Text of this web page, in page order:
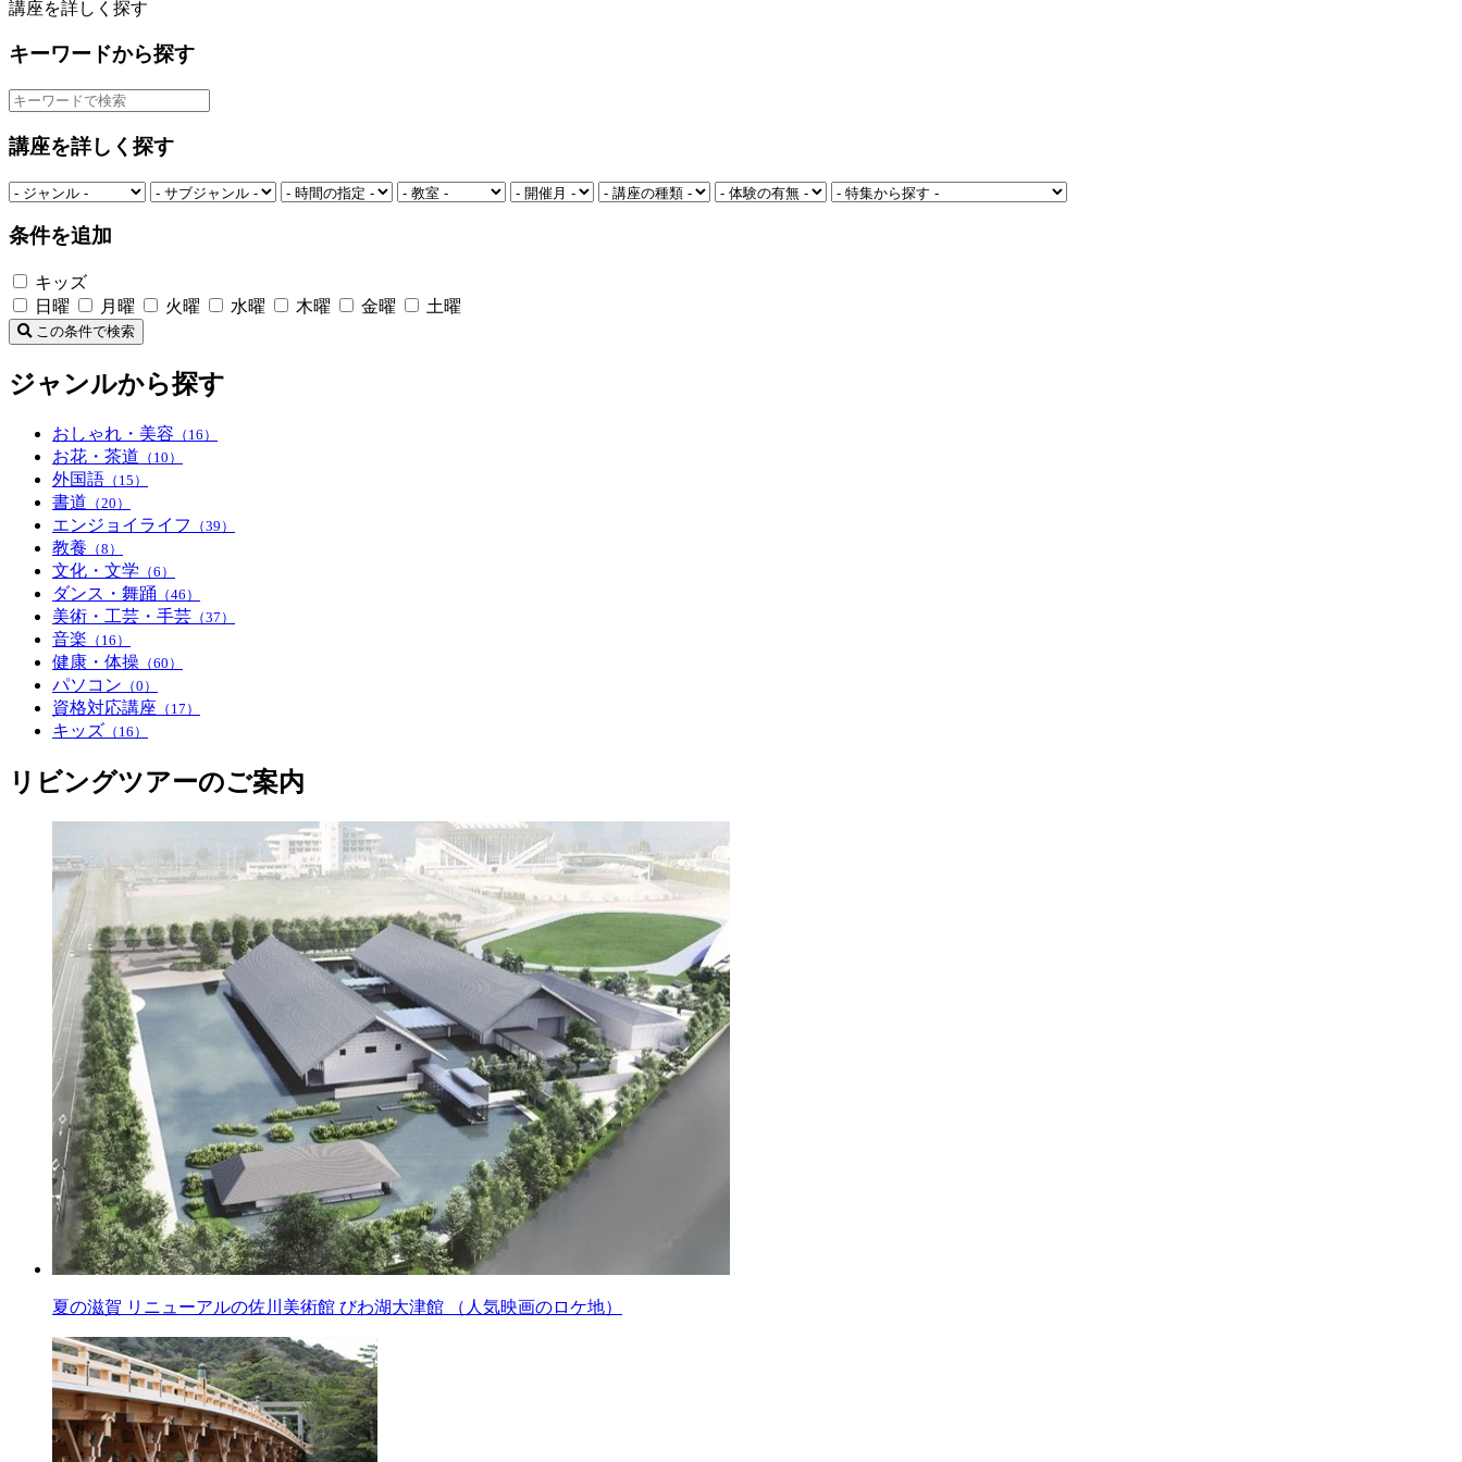
講座を詳しく探す
キーワードから探す
講座を詳しく探す
条件を追加
キッズ
日曜
月曜 火曜 水曜 木曜 金曜 土曜
この条件で検索
ジャンルから探す
おしゃれ・美容 （16）
お花・茶道 （10）
外国語 （15）
書道 （20）
エンジョイライフ （39）
教養 （8）
文化・文学 （6）
ダンス・舞踊 （46）
美術・工芸・手芸 （37）
音楽 （16）
健康・体操 （60）
パソコン （0）
資格対応講座 （17）
キッズ （16）
リビングツアーのご案内
夏の滋賀 リニューアルの佐川美術館 びわ湖大津館 （人気映画のロケ地）